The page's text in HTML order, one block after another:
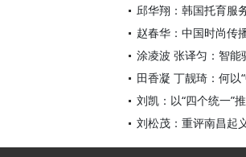
刘松茂：重评南昌起